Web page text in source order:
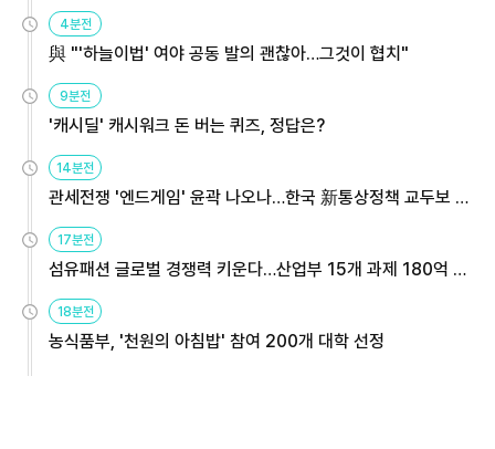
4분전
與 "'하늘이법' 여야 공동 발의 괜찮아…그것이 협치"
9분전
'캐시딜' 캐시워크 돈 버는 퀴즈, 정답은?
14분전
관세전쟁 '엔드게임' 윤곽 나오나…한국 新통상정책 교두보 활
17분전
섬유패션 글로벌 경쟁력 키운다…산업부 15개 과제 180억 지
18분전
농식품부, '천원의 아침밥' 참여 200개 대학 선정